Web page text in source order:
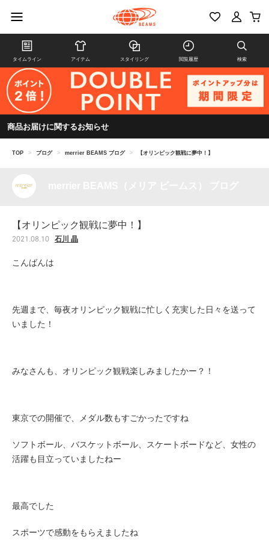
タイムライン アイテム スタイリング 閲覧履歴 検索
商品お届けに関するお知らせ
TOP > ブログ > merrier BEAMS ブログ > 【オリンピック観戦に夢中！】
【オリンピック観戦に夢中！】
2021.08.10 石川 晶
こんばんは
先週まで、毎夜オリンピック観戦に忙しく充実した日々を送って
いました！
みなさんも、オリンピック観戦楽しみましたかー？！
東京での開催で、メダル数もすごかったですね
ソフトボール、バスケットボール、スケートボードなど、女性の
活躍も目立っていましたねー
最高でした
スポーツで感動をもらえましたね